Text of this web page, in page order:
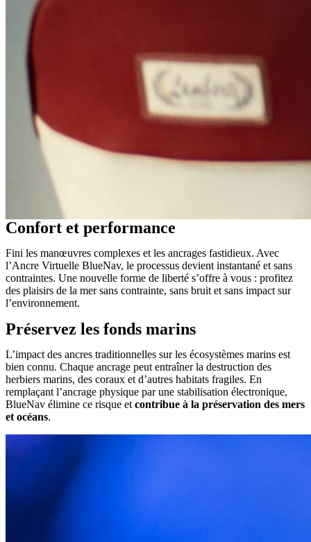
Confort et performance
Fini les manœuvres complexes et les ancrages fastidieux. Avec
l’Ancre Virtuelle BlueNav, le processus devient instantané et sans
contraintes. Une nouvelle forme de liberté s’offre à vous : profitez
des plaisirs de la mer sans contrainte, sans bruit et sans impact sur
l’environnement.
Préservez les fonds marins
L’impact des ancres traditionnelles sur les écosystèmes marins est
bien connu. Chaque ancrage peut entraîner la destruction des
herbiers marins, des coraux et d’autres habitats fragiles. En
remplaçant l’ancrage physique par une stabilisation électronique,
BlueNav élimine ce risque et contribue à la préservation des mers
et océans.